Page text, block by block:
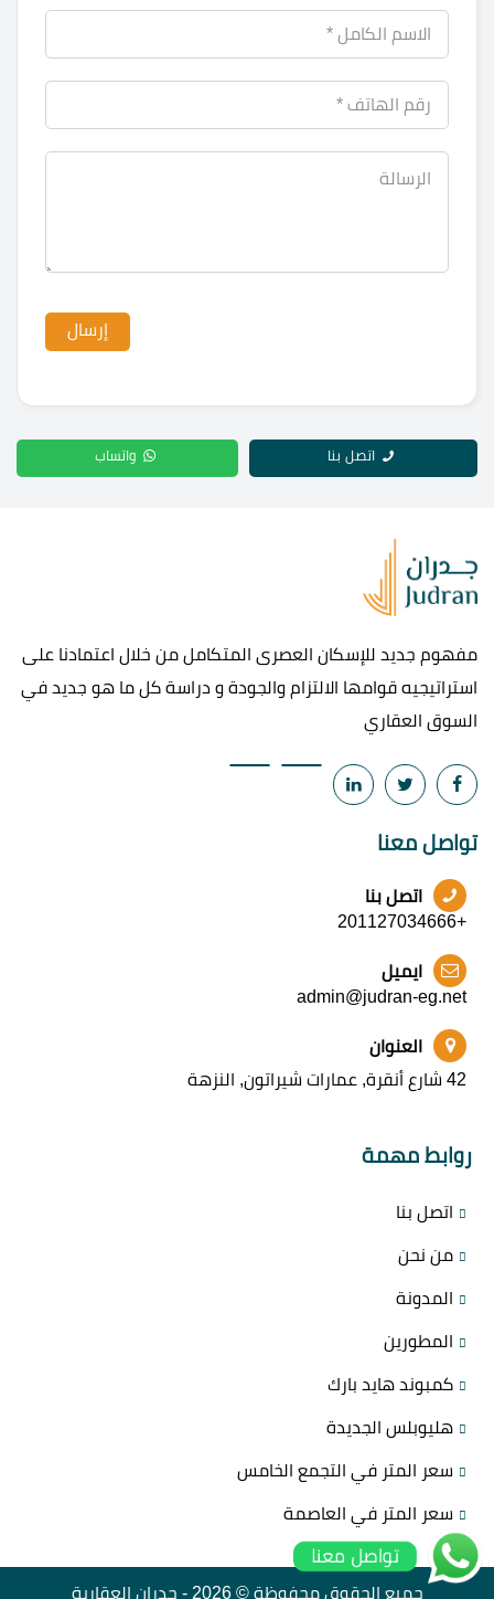
اتصل بنا واتساب
مفهوم جديد للإسكان العصرى المتكامل من خلال اعتمادنا على
استراتيجيه قوامها الالتزام والجودة و دراسة كل ما هو جديد في
السوق العقاري
تواصل معنا
اتصل بنا
+201127034666
ايميل
admin@judran-eg.net
العنوان
42 شارع أنقرة, عمارات شيراتون, النزهة
روابط مهمة
اتصل بنا
من نحن
المدونة
المطورين
كمبوند هايد بارك
هليوبلس الجديدة
سعر المتر في التجمع الخامس
سعر المتر في العاصمة
جميع الحقوق محفوظة © 2026 - جدران العقارية
تواصل معنا